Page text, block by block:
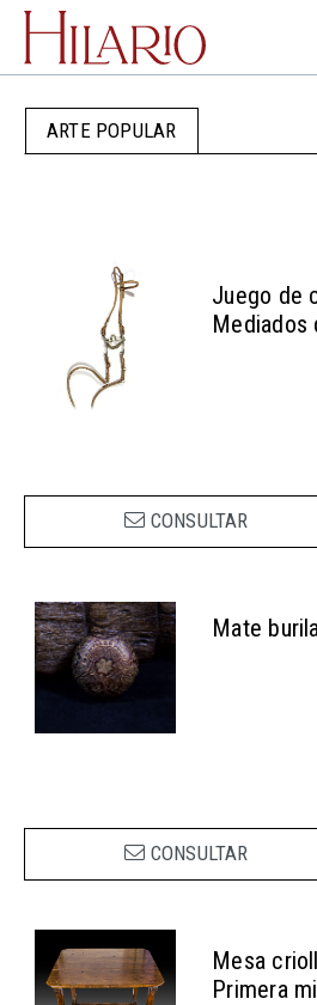
ARTE POPULAR
Juego de
Mediados
CONSULTAR
Mate
CONSULTAR
Mesa
Primera